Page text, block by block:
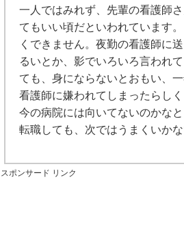
一人ではみれず、先輩の看護師
てもいい頃だといわれています
くできません。夜勤の看護師に
るいとか、影でいろいろ言われ
ても、身にならないとおもい
看護師に嫌われてしまったら
今の病院には向いてないのかな
転職しても、次ではうまくいか
スポンサード リンク